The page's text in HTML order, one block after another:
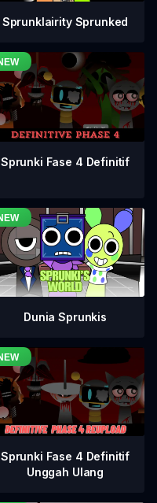
Sprunklairity Sprunked
Sprunki Fase 4 Definitif
Dunia Sprunkis
Sprunki Fase 4 Definitif
Unggah Ulang